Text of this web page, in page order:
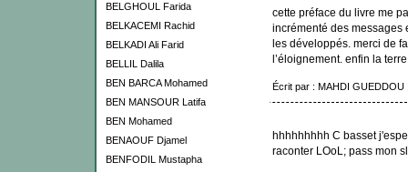
BELGHOUL Farida
BELKACEMI Rachid
BELKADI Ali Farid
BELLIL Dalila
BEN BARCA Mohamed
BEN MANSOUR Latifa
BEN Mohamed
BENAOUF Djamel
BENFODIL Mustapha
cette préface du livre me
incrémenté des messages
les développés. merci de
l’éloignement. enfin la
Écrit par : MAHDI GUEDDOU
hhhhhhhhh C basset
raconter LOoL; pass mon